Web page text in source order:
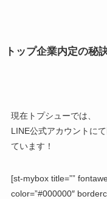
トップ企業内定の秘
現在トプシューでは、
LINE公式アカウントに
ています！
[st-mybox title=””
color=”#000000″